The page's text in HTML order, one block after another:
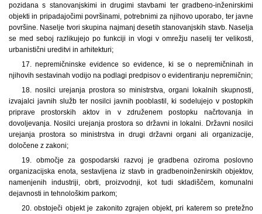
pozidana s stanovanjskimi in drugimi stavbami ter gradbeno-inženirskimi
objekti in pripadajočimi površinami, potrebnimi za njihovo uporabo, ter javne
površine. Naselje tvori skupina najmanj desetih stanovanjskih stavb. Naselja
se med seboj razlikujejo po funkciji in vlogi v omrežju naselij ter velikosti,
urbanistični ureditvi in arhitekturi;
17. nepremičninske evidence so evidence, ki se o nepremičninah in
njihovih sestavinah vodijo na podlagi predpisov o evidentiranju nepremičnin;
18. nosilci urejanja prostora so ministrstva, organi lokalnih skupnosti,
izvajalci javnih služb ter nosilci javnih pooblastil, ki sodelujejo v postopkih
priprave prostorskih aktov in v združenem postopku načrtovanja in
dovoljevanja. Nosilci urejanja prostora so državni in lokalni. Državni nosilci
urejanja prostora so ministrstva in drugi državni organi ali organizacije,
določene z zakoni;
19. območje za gospodarski razvoj je gradbena oziroma poslovno
organizacijska enota, sestavljena iz stavb in gradbenoinženirskih objektov,
namenjenih industriji, obrti, proizvodnji, kot tudi skladiščem, komunalni
dejavnosti in tehnološkim parkom;
20. obstoječi objekt je zakonito zgrajen objekt, pri katerem so pretežno